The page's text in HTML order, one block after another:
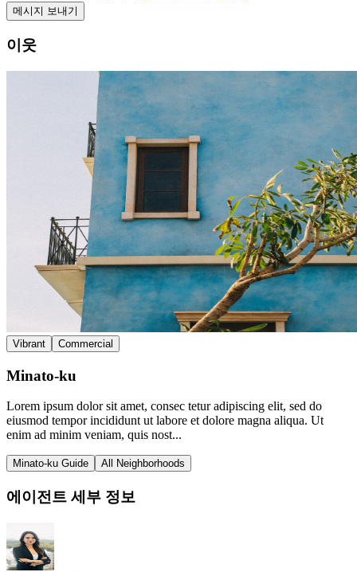
메시지 보내기
이웃
Vibrant Commercial
Minato-ku
Lorem ipsum dolor sit amet, consec tetur adipiscing elit, sed do
eiusmod tempor incididunt ut labore et dolore magna aliqua. Ut
enim ad minim veniam, quis nost...
Minato-ku Guide All Neighborhoods
에이전트 세부 정보